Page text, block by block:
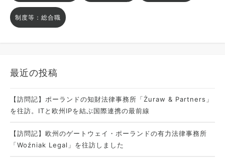
制度等：総合職
最近の投稿
【訪問記】ポーランドの知財法律事務所「Żuraw & Partners」
を往訪。ITと欧州IPを結ぶ国際連携の最前線
【訪問記】欧州のゲートウェイ・ポーランドの有力法律事務所
「Woźniak Legal」を往訪しました